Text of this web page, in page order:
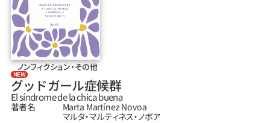
ノンフィクション・その他
NEW
グッドガール症候群
El síndrome de la chica buena
著者名
Marta Martínez Novoa
マルタ・マルティネス・ノボア